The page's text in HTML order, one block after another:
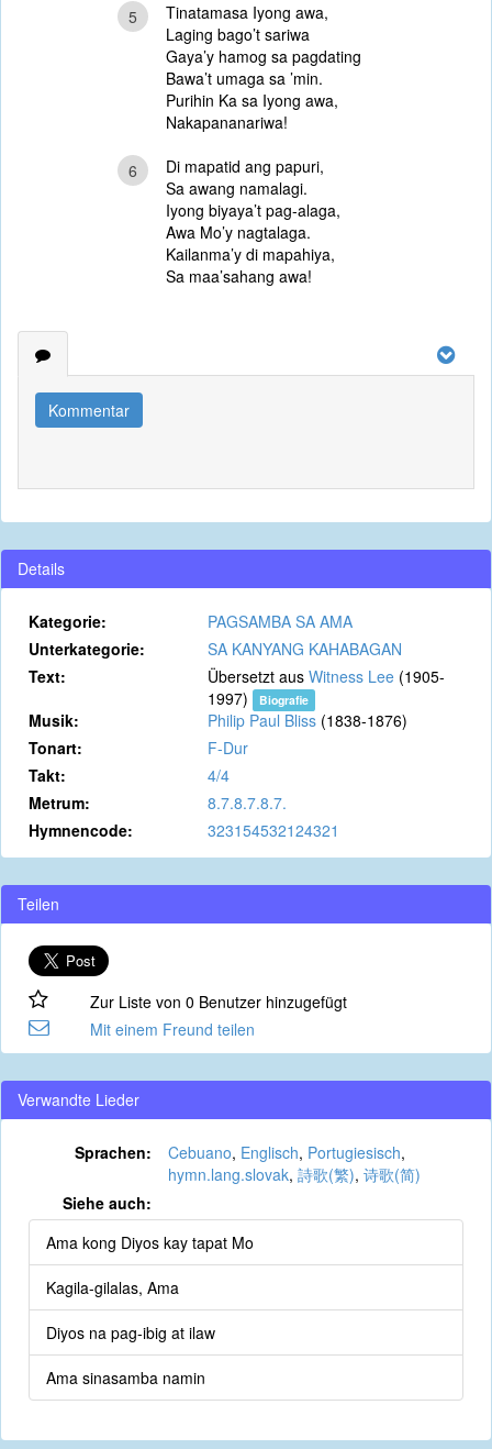
5
Tinatamasa Iyong awa,
Laging bago’t sariwa
Gaya’y hamog sa pagdating
Bawa’t umaga sa ’min.
Purihin Ka sa Iyong awa,
Nakapananariwa!
6
Di mapatid ang papuri,
Sa awang namalagi.
Iyong biyaya’t pag-alaga,
Awa Mo’y nagtalaga.
Kailanma’y di mapahiya,
Sa maa’sahang awa!
Kommentar
Details
Kategorie:
PAGSAMBA SA AMA
Unterkategorie:
SA KANYANG KAHABAGAN
Text:
Übersetzt aus Witness Lee (1905-
1997)
Biografie
Musik: Philip Paul Bliss (1838-1876)
Tonart:
F-Dur
Takt:
4/4
Metrum:
8.7.8.7.8.7.
Hymnencode:
323154532124321
Teilen
Zur Liste von 0 Benutzer hinzugefügt
Mit einem Freund teilen
Verwandte Lieder
Sprachen: Cebuano, Englisch, Portugiesisch,
hymn.lang.slovak, 詩歌(繁), 诗歌(简)
Siehe auch:
Ama kong Diyos kay tapat Mo
Kagila-gilalas, Ama
Diyos na pag-ibig at ilaw
Ama sinasamba namin